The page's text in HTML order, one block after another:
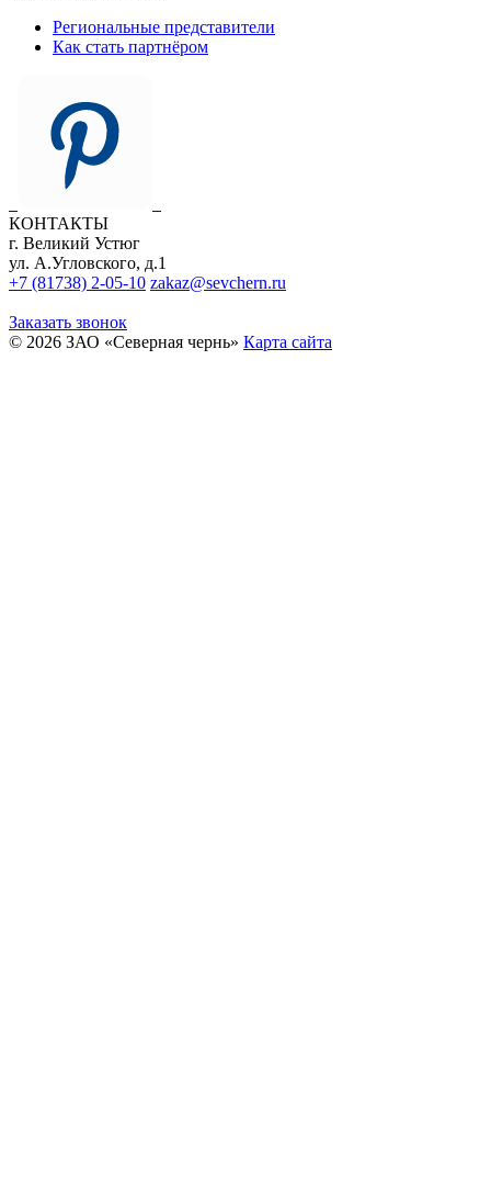
Региональные представители
Как стать партнёром
КОНТАКТЫ
г. Великий Устюг
ул. А.Угловского, д.1
+7 (81738) 2-05-10 zakaz@sevchern.ru
Заказать звонок
© 2026 ЗАО «Северная чернь» Карта сайта